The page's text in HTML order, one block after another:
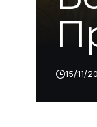
15/11/